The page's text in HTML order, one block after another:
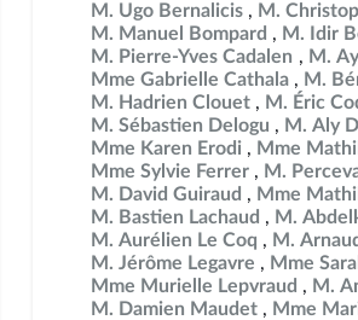
Date de dépôt
19 octobre 2024
18 octobre 2024
18 octobre 2024
18 octobre 2024
19 octobre 2024
17 octobre 2024
M. Ugo Bernalicis
M.
M. Manuel Bompard
M. Idir
M. Pierre-Yves Cadalen
M.
Mme Gabrielle Cathala
M.
M. Hadrien Clouet
M. Éric
M. Sébastien Delogu
M. Aly
Mme Karen Erodi
Mme
Mme Sylvie Ferrer
M.
M. David Guiraud
Mme
M. Bastien Lachaud
M.
M. Aurélien Le Coq
M.
M. Jérôme Legavre
Mme
Mme Murielle Lepvraud
M.
M. Damien Maudet
Mme